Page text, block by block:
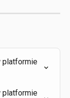
platformie
platformie